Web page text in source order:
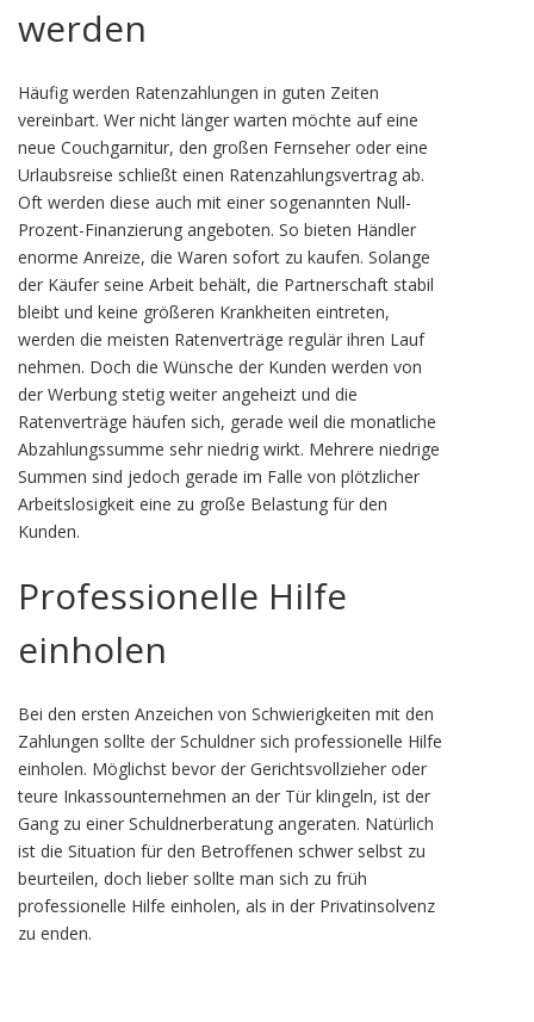
werden
Häufig werden Ratenzahlungen in guten Zeiten
vereinbart. Wer nicht länger warten möchte auf eine
neue Couchgarnitur, den großen Fernseher oder eine
Urlaubsreise schließt einen Ratenzahlungsvertrag ab.
Oft werden diese auch mit einer sogenannten Null-
Prozent-Finanzierung angeboten. So bieten Händler
enorme Anreize, die Waren sofort zu kaufen. Solange
der Käufer seine Arbeit behält, die Partnerschaft stabil
bleibt und keine größeren Krankheiten eintreten,
werden die meisten Ratenverträge regulär ihren Lauf
nehmen. Doch die Wünsche der Kunden werden von
der Werbung stetig weiter angeheizt und die
Ratenverträge häufen sich, gerade weil die monatliche
Abzahlungssumme sehr niedrig wirkt. Mehrere niedrige
Summen sind jedoch gerade im Falle von plötzlicher
Arbeitslosigkeit eine zu große Belastung für den
Kunden.
Professionelle Hilfe
einholen
Bei den ersten Anzeichen von Schwierigkeiten mit den
Zahlungen sollte der Schuldner sich professionelle Hilfe
einholen. Möglichst bevor der Gerichtsvollzieher oder
teure Inkassounternehmen an der Tür klingeln, ist der
Gang zu einer Schuldnerberatung angeraten. Natürlich
ist die Situation für den Betroffenen schwer selbst zu
beurteilen, doch lieber sollte man sich zu früh
professionelle Hilfe einholen, als in der Privatinsolvenz
zu enden.